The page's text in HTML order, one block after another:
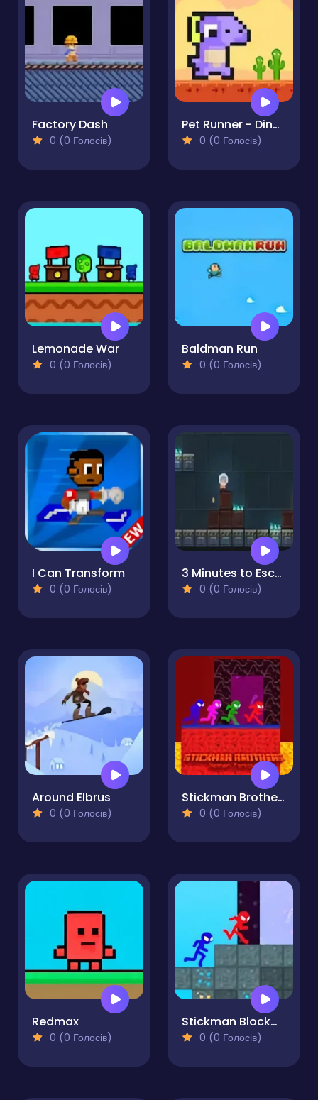
Factory Dash
0 (0 Голосів)
Pet Runner - Dinosaur Jump
0 (0 Голосів)
Lemonade War
0 (0 Голосів)
Baldman Run
0 (0 Голосів)
I Can Transform
0 (0 Голосів)
3 Minutes to Escape
0 (0 Голосів)
Around Elbrus
0 (0 Голосів)
Stickman Brothers Nether Parkour
0 (0 Голосів)
Redmax
0 (0 Голосів)
Stickman Blockworld Parkour 2
0 (0 Голосів)